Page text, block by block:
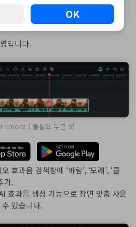
타임라인에서 필요 없는 씬·실수를 과감
입니다.
Filmora｜불필요 부분 컷
효과음 검색창에 ‘바람’, ‘모래’, ‘클
가.
효과음 생성 기능으로 장면 맞춤 사운
있습니다.
OK